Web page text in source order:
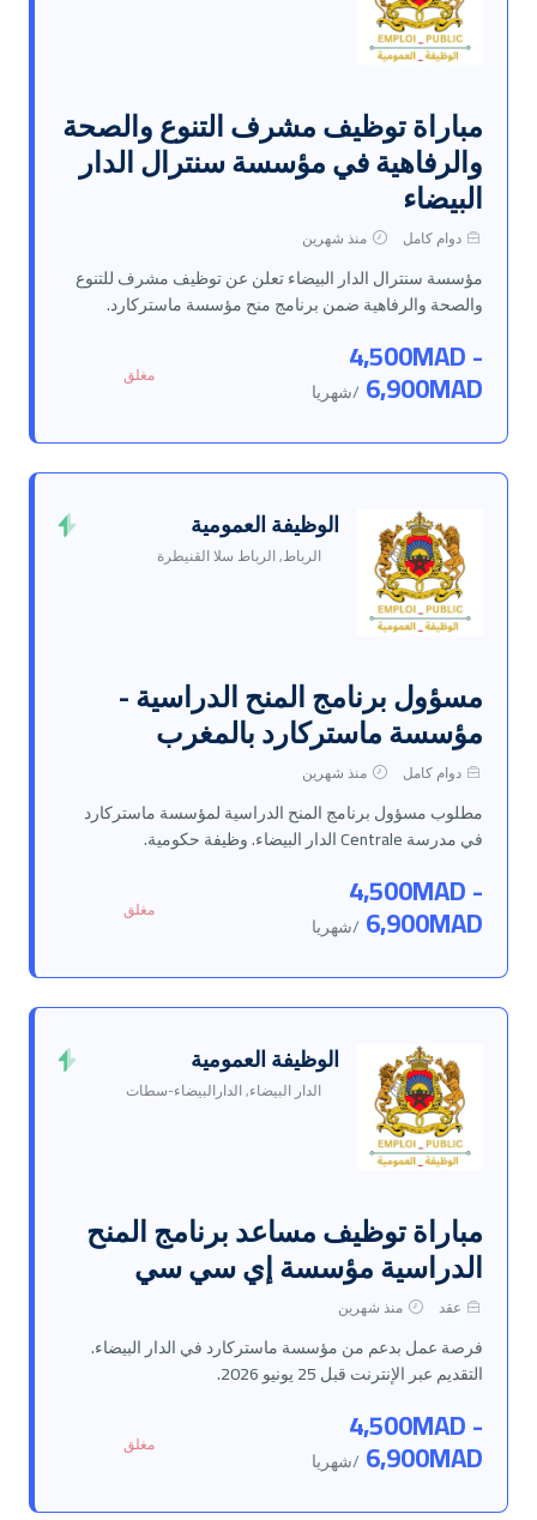
مباراة توظيف مشرف التنوع والصحة
والرفاهية في مؤسسة سنترال الدار
البيضاء
دوام كامل منذ شهرين
مؤسسة سنترال الدار البيضاء تعلن عن توظيف مشرف للتنوع
والصحة والرفاهية ضمن برنامج منح مؤسسة ماستركارد.
4,500MAD -
6,900MAD /شهريا
مغلق
الوظيفة العمومية
الرباط, الرباط سلا القنيطرة
مسؤول برنامج المنح الدراسية -
مؤسسة ماستركارد بالمغرب
دوام كامل منذ شهرين
مطلوب مسؤول برنامج المنح الدراسية لمؤسسة ماستركارد
في مدرسة Centrale الدار البيضاء. وظيفة حكومية.
4,500MAD -
6,900MAD /شهريا
مغلق
الوظيفة العمومية
الدار البيضاء, الدارالبيضاء-سطات
مباراة توظيف مساعد برنامج المنح
الدراسية مؤسسة إي سي سي
عقد منذ شهرين
فرصة عمل بدعم من مؤسسة ماستركارد في الدار البيضاء.
التقديم عبر الإنترنت قبل 25 يونيو 2026.
4,500MAD -
6,900MAD /شهريا
مغلق